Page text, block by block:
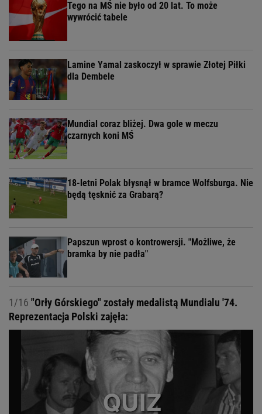
Tego na MŚ nie było od 20 lat. To może
wywrócić tabele
Lamine Yamal zaskoczył w sprawie Złotej Piłki
dla Dembele
Mundial coraz bliżej. Dwa gole w meczu
czarnych koni MŚ
18-letni Polak błysnął w bramce Wolfsburga. Nie
będą tęsknić za Grabarą?
Papszun wprost o kontrowersji. "Możliwe, że
bramka by nie padła"
1/16 "Orły Górskiego" zostały medalistą Mundialu '74.
Reprezentacja Polski zajęła: